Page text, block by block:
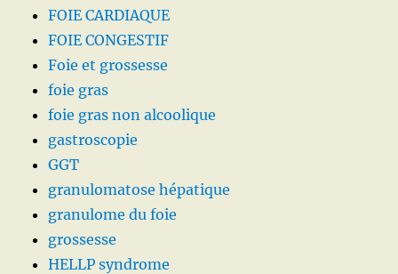
FOIE CARDIAQUE
FOIE CONGESTIF
Foie et grossesse
foie gras
foie gras non alcoolique
gastroscopie
GGT
granulomatose hépatique
granulome du foie
grossesse
HELLP syndrome